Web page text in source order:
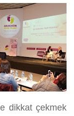
dikkat çekmek